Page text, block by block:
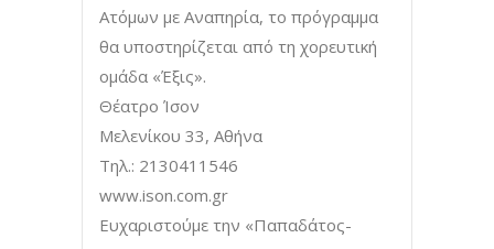
Ατόμων με Αναπηρία, το πρόγραμμα
θα υποστηρίζεται από τη χορευτική
ομάδα «Έξις».
Θέατρο Ίσον
Μελενίκου 33, Αθήνα
Τηλ.: 2130411546
www.ison.com.gr
Ευχαριστούμε την «Παπαδάτος-